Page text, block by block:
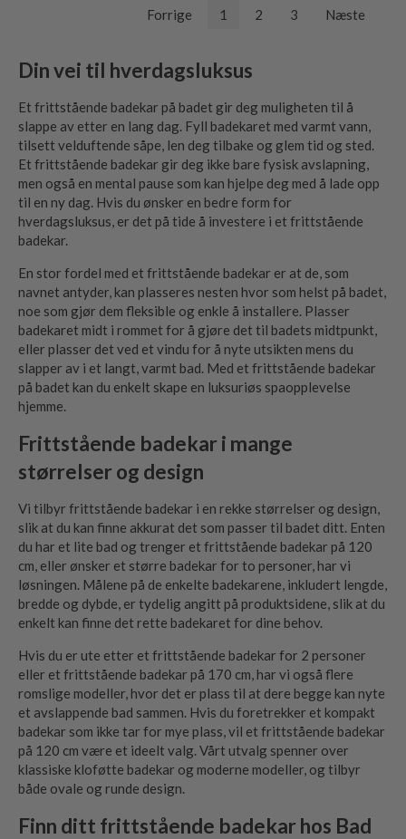
Forrige 1 2 3 Næste
Din vei til hverdagsluksus
Et frittstående badekar på badet gir deg muligheten til å
slappe av etter en lang dag. Fyll badekaret med varmt vann,
tilsett velduftende såpe, len deg tilbake og glem tid og sted.
Et frittstående badekar gir deg ikke bare fysisk avslapning,
men også en mental pause som kan hjelpe deg med å lade opp
til en ny dag. Hvis du ønsker en bedre form for
hverdagsluksus, er det på tide å investere i et frittstående
badekar.
En stor fordel med et frittstående badekar er at de, som
navnet antyder, kan plasseres nesten hvor som helst på badet,
noe som gjør dem fleksible og enkle å installere. Plasser
badekaret midt i rommet for å gjøre det til badets midtpunkt,
eller plasser det ved et vindu for å nyte utsikten mens du
slapper av i et langt, varmt bad. Med et frittstående badekar
på badet kan du enkelt skape en luksuriøs spaopplevelse
hjemme.
Frittstående badekar i mange
størrelser og design
Vi tilbyr frittstående badekar i en rekke størrelser og design,
slik at du kan finne akkurat det som passer til badet ditt. Enten
du har et lite bad og trenger et frittstående badekar på 120
cm, eller ønsker et større badekar for to personer, har vi
løsningen. Målene på de enkelte badekarene, inkludert lengde,
bredde og dybde, er tydelig angitt på produktsidene, slik at du
enkelt kan finne det rette badekaret for dine behov.
Hvis du er ute etter et frittstående badekar for 2 personer
eller et frittstående badekar på 170 cm, har vi også flere
romslige modeller, hvor det er plass til at dere begge kan nyte
et avslappende bad sammen. Hvis du foretrekker et kompakt
badekar som ikke tar for mye plass, vil et frittstående badekar
på 120 cm være et ideelt valg. Vårt utvalg spenner over
klassiske kloføtte badekar og moderne modeller, og tilbyr
både ovale og runde design.
Finn ditt frittstående badekar hos Bad